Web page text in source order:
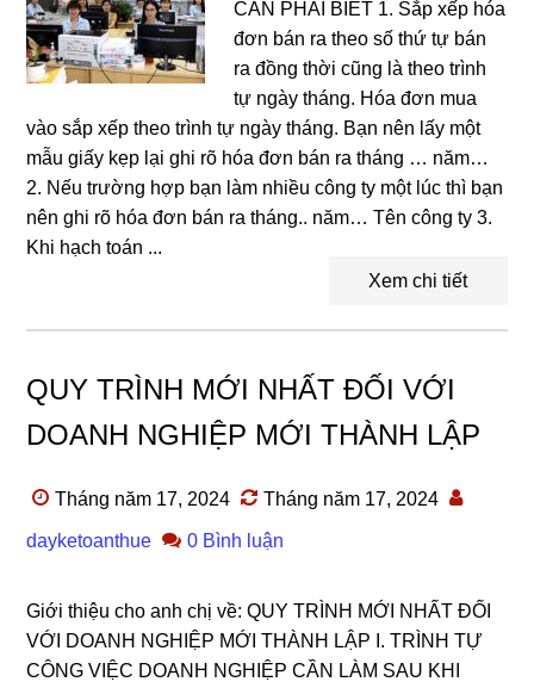
CẦN PHẢI BIẾT 1. Sắp xếp hóa
đơn bán ra theo số thứ tự bán
ra đồng thời cũng là theo trình
tự ngày tháng. Hóa đơn mua
vào sắp xếp theo trình tự ngày tháng. Bạn nên lấy một
mẫu giấy kẹp lại ghi rõ hóa đơn bán ra tháng … năm…
2. Nếu trường hợp bạn làm nhiều công ty một lúc thì bạn
nên ghi rõ hóa đơn bán ra tháng.. năm… Tên công ty 3.
Khi hạch toán ...
Xem chi tiết
QUY TRÌNH MỚI NHẤT ĐỐI VỚI
DOANH NGHIỆP MỚI THÀNH LẬP
Tháng năm 17, 2024 Tháng năm 17, 2024
dayketoanthue 0 Bình luận
Giới thiệu cho anh chị về: QUY TRÌNH MỚI NHẤT ĐỐI
VỚI DOANH NGHIỆP MỚI THÀNH LẬP I. TRÌNH TỰ
CÔNG VIỆC DOANH NGHIỆP CẦN LÀM SAU KHI